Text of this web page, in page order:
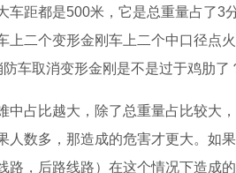
车距都是500米，它是总重量占了
上二个变形金刚车上二个中口径点
车取消变形金刚是不是过于鸡肋
中占比越大，除了总重量占比较大
人数多，那造成的危害才更大。如
路，后路线路）在这个情况下造成